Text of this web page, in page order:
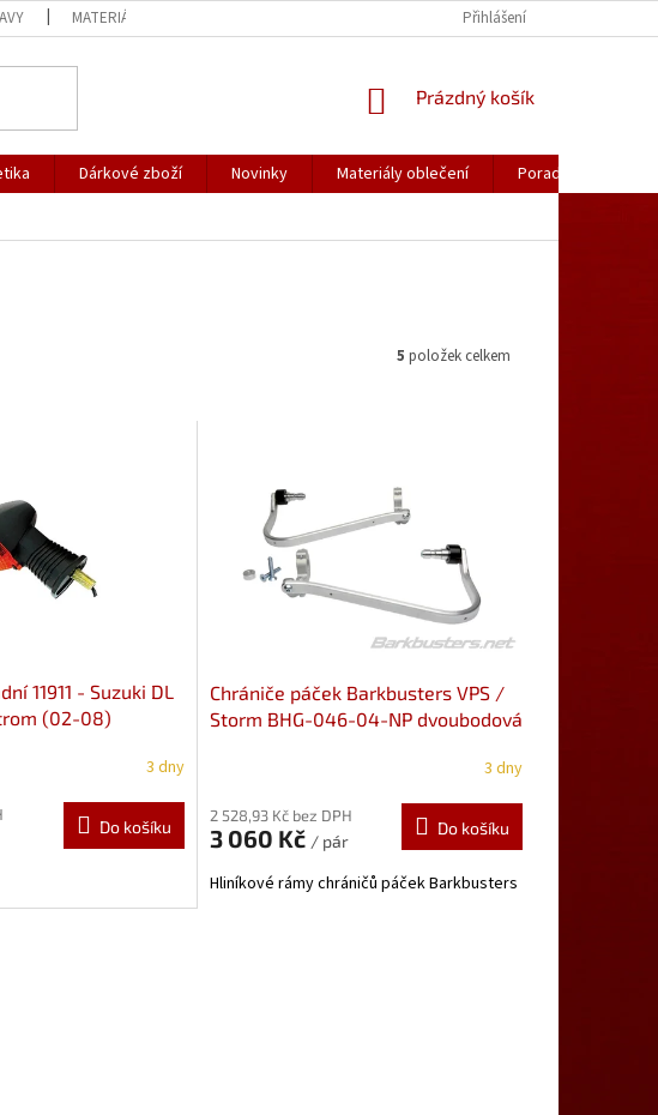
MATERIÁLY OBLEČENÍ KATALOGY (.PDF)Přihlášení
NÁKUPNÍ
Prázdný košík
Dárkové zboží Novinky Materiály oblečení Poradna
5 položek celkem
11911 - Suzuki DL
(02-08)
3 dny
Do košíku
Chrániče páček Barkbusters VPS /
Storm BHG-046-04-NP dvoubodová
3 dny
2 528,93 Kč bez DPH
3 060 Kč / pár
Do košíku
Hliníkové rámy chráničů páček Barkbusters